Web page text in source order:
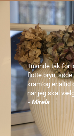
Tusinde tak for
flotte bryn,
kram og er altid
når jeg skal
- Mirela